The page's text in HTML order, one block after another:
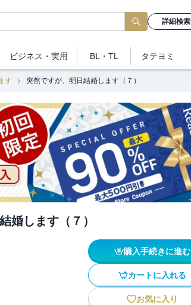
詳細検索
ビジネス ・実用 BL・TL タテヨミ
す 突然ですが、明日結婚します（７）
婚します（７）
購入手続きに進む
カートに入れる
お気に入り